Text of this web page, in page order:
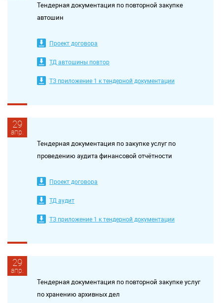
Тендерная документация по повторной закупке
автошин
Проект договора
ТД автошины повтор
ТЗ приложение 1 к тендерной документации
29
апр.
Тендерная документация по закупке услуг по
проведению аудита финансовой отчётности
Проект договора
ТД аудит
ТЗ приложение 1 к тендерной документации
29
апр.
Тендерная документация по повторной закупке услуг
по хранению архивных дел